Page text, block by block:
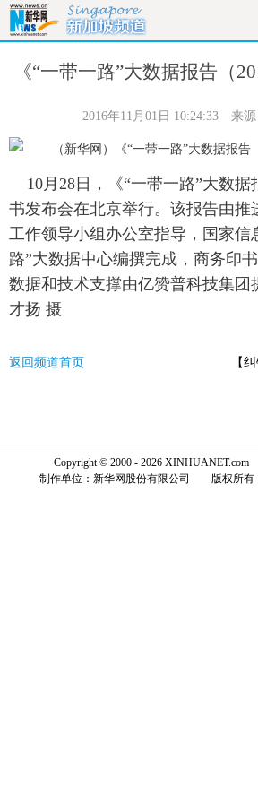
首页 时政 国
体育 人
时尚 思客 地
港澳 台湾 华
科技 能源 房
图片 视频 彩
新华电视中文 新华电视英
《“一带一路”大数据报告（
2016年11月01日 10:24:33 来源
10月28日，《“一带一路”大数据
书发布会在北京举行。该报告由推
工作领导小组办公室指导，国家信
路”大数据中心编撰完成，商务印
数据和技术支撑由亿赞普科技集团
才扬 摄
返回频道首页 【
Copyright © 2000 - 2026 XINHUANET.com
制作单位：新华网股份有限公司 版权所有